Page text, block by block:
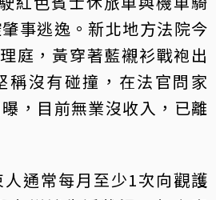
事逃逸。新北地方法院今
庭，黃穿著藍襯衫戰袍出
稱沒有碰撞，在法官問家
，目前無業沒收入，已離
通常每月至少1次向觀護